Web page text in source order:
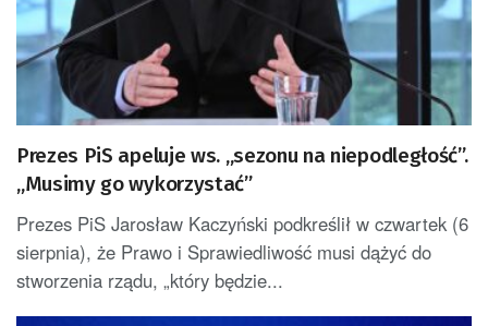
Prezes PiS apeluje ws. „sezonu na niepodległość”.
„Musimy go wykorzystać”
Prezes PiS Jarosław Kaczyński podkreślił w czwartek (6
sierpnia), że Prawo i Sprawiedliwość musi dążyć do
stworzenia rządu, „który będzie...